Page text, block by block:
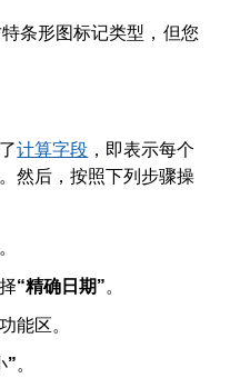
条形图标记类型，但您
计算字段 ，即表示每个
然后，按照下列步骤操
“精确日期”。
能区。
。